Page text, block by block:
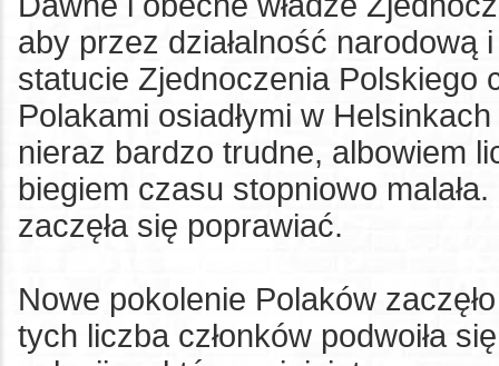
aby przez działalność
statucie Zjednoczenia Polskiego
Polakami osiadłymi w
nieraz bardzo trudne, albowiem
biegiem czasu stopniowo
zaczęła się poprawiać.
Nowe pokolenie Polaków
tych liczba członków podwoiła